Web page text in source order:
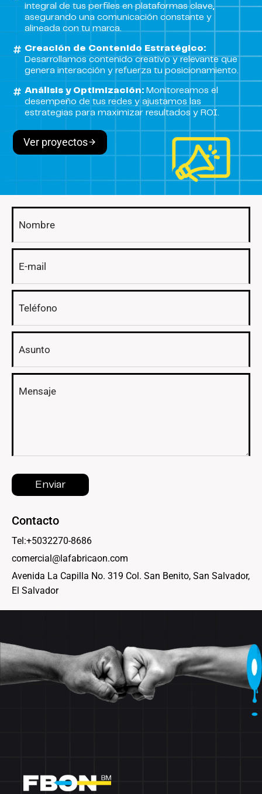
integral de tus perfiles en plataformas clave,
asegurando una comunicación constante y
alineada con tu marca.
Creación de Contenido Estratégico:
Desarrollamos contenido creativo y relevante que
genera interacción y refuerza tu posicionamiento.
Análisis y Optimización: Monitoreamos el
desempeño de tus redes y ajustamos las
estrategias para maximizar resultados y ROI.
Ver proyectos
Contacto
Tel:+5032270-8686
comercial@lafabricaon.com
Avenida La Capilla No. 319 Col. San Benito, San Salvador,
El Salvador